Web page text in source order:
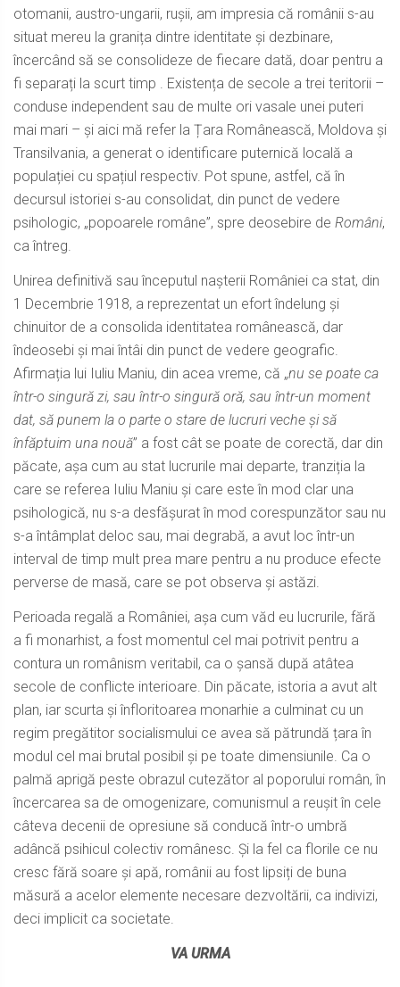
otomanii, austro-ungarii, rușii, am impresia că românii s-au
situat mereu la granița dintre identitate și dezbinare,
încercând să se consolideze de fiecare dată, doar pentru a
fi separați la scurt timp . Existența de secole a trei teritorii –
conduse independent sau de multe ori vasale unei puteri
mai mari – și aici mă refer la Țara Românească, Moldova și
Transilvania, a generat o identificare puternică locală a
populației cu spațiul respectiv. Pot spune, astfel, că în
decursul istoriei s-au consolidat, din punct de vedere
psihologic, „popoarele române”, spre deosebire de Români,
ca întreg.
Unirea definitivă sau începutul nașterii României ca stat, din
1 Decembrie 1918, a reprezentat un efort îndelung și
chinuitor de a consolida identitatea românească, dar
îndeosebi și mai întâi din punct de vedere geografic.
Afirmația lui Iuliu Maniu, din acea vreme, că „nu se poate ca
într-o singură zi, sau într-o singură oră, sau într-un moment
dat, să punem la o parte o stare de lucruri veche și să
înfăptuim una nouă” a fost cât se poate de corectă, dar din
păcate, așa cum au stat lucrurile mai departe, tranziția la
care se referea Iuliu Maniu și care este în mod clar una
psihologică, nu s-a desfășurat în mod corespunzător sau nu
s-a întâmplat deloc sau, mai degrabă, a avut loc într-un
interval de timp mult prea mare pentru a nu produce efecte
perverse de masă, care se pot observa și astăzi.
Perioada regală a României, așa cum văd eu lucrurile, fără
a fi monarhist, a fost momentul cel mai potrivit pentru a
contura un românism veritabil, ca o șansă după atâtea
secole de conflicte interioare. Din păcate, istoria a avut alt
plan, iar scurta și înfloritoarea monarhie a culminat cu un
regim pregătitor socialismului ce avea să pătrundă țara în
modul cel mai brutal posibil și pe toate dimensiunile. Ca o
palmă aprigă peste obrazul cutezător al poporului român, în
încercarea sa de omogenizare, comunismul a reușit în cele
câteva decenii de opresiune să conducă într-o umbră
adâncă psihicul colectiv românesc. Și la fel ca florile ce nu
cresc fără soare și apă, românii au fost lipsiți de buna
măsură a acelor elemente necesare dezvoltării, ca indivizi,
deci implicit ca societate.
VA URMA